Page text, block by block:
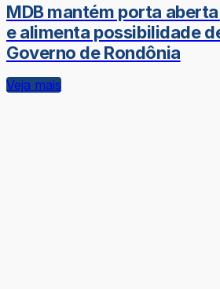
MDB mantém porta
e alimenta possibilidade
Governo de Rondônia
Veja mais